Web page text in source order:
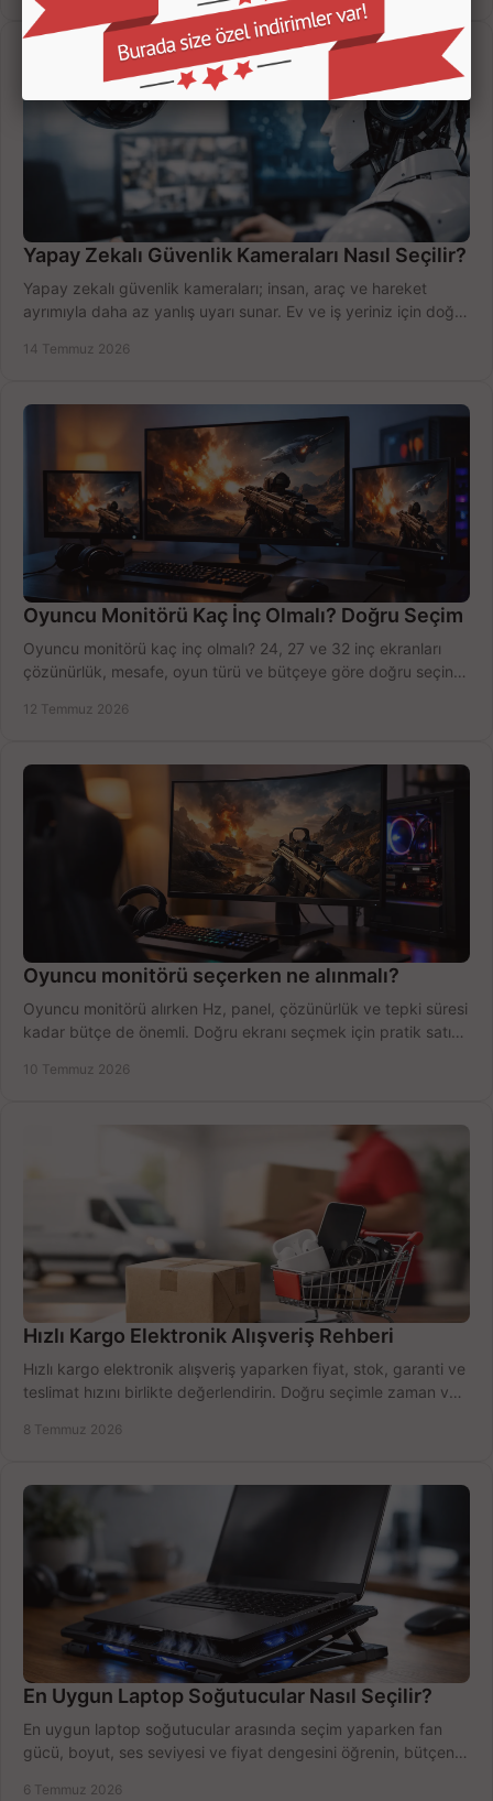
Yapay Zekalı Güvenlik Kameraları Nasıl Seçilir?
Yapay zekalı güvenlik kameraları; insan, araç ve hareket
ayrımıyla daha az yanlış uyarı sunar. Ev ve iş yeriniz için doğru
14 Temmuz 2026
Oyuncu Monitörü Kaç İnç Olmalı? Doğru Seçim
Oyuncu monitörü kaç inç olmalı? 24, 27 ve 32 inç ekranları
çözünürlük, mesafe, oyun türü ve bütçeye göre doğru seçin,
12 Temmuz 2026
Oyuncu monitörü seçerken ne alınmalı?
Oyuncu monitörü alırken Hz, panel, çözünürlük ve tepki süresi
kadar bütçe de önemli. Doğru ekranı seçmek için pratik satın
10 Temmuz 2026
Hızlı Kargo Elektronik Alışveriş Rehberi
Hızlı kargo elektronik alışveriş yaparken fiyat, stok, garanti ve
teslimat hızını birlikte değerlendirin. Doğru seçimle zaman ve
8 Temmuz 2026
En Uygun Laptop Soğutucular Nasıl Seçilir?
En uygun laptop soğutucular arasında seçim yaparken fan
gücü, boyut, ses seviyesi ve fiyat dengesini öğrenin, bütçenizi
6 Temmuz 2026